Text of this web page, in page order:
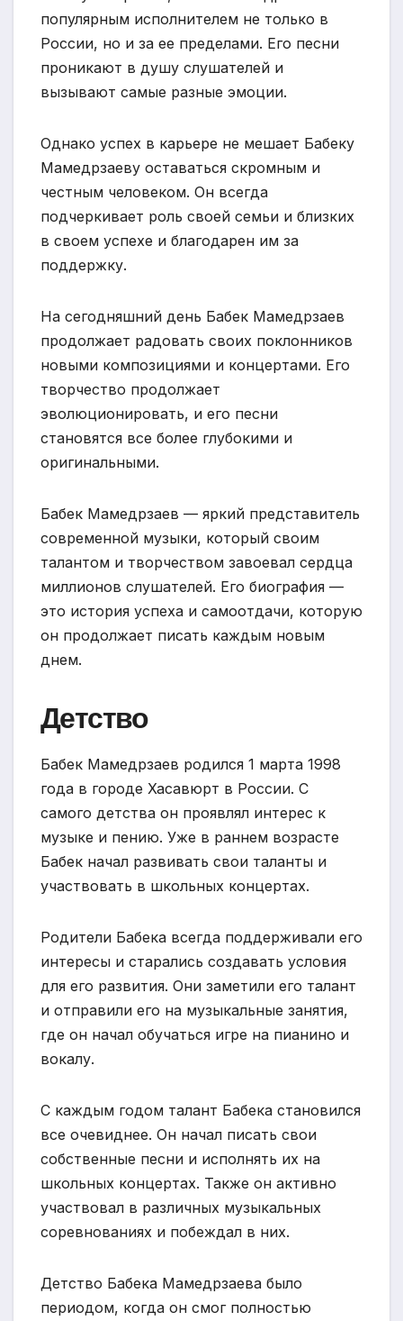
популярным исполнителем не только в
России, но и за ее пределами. Его песни
проникают в душу слушателей и
вызывают самые разные эмоции.
Однако успех в карьере не мешает Бабеку
Мамедрзаеву оставаться скромным и
честным человеком. Он всегда
подчеркивает роль своей семьи и близких
в своем успехе и благодарен им за
поддержку.
На сегодняшний день Бабек Мамедрзаев
продолжает радовать своих поклонников
новыми композициями и концертами. Его
творчество продолжает
эволюционировать, и его песни
становятся все более глубокими и
оригинальными.
Бабек Мамедрзаев — яркий представитель
современной музыки, который своим
талантом и творчеством завоевал сердца
миллионов слушателей. Его биография —
это история успеха и самоотдачи, которую
он продолжает писать каждым новым
днем.
Детство
Бабек Мамедрзаев родился 1 марта 1998
года в городе Хасавюрт в России. С
самого детства он проявлял интерес к
музыке и пению. Уже в раннем возрасте
Бабек начал развивать свои таланты и
участвовать в школьных концертах.
Родители Бабека всегда поддерживали его
интересы и старались создавать условия
для его развития. Они заметили его талант
и отправили его на музыкальные занятия,
где он начал обучаться игре на пианино и
вокалу.
С каждым годом талант Бабека становился
все очевиднее. Он начал писать свои
собственные песни и исполнять их на
школьных концертах. Также он активно
участвовал в различных музыкальных
соревнованиях и побеждал в них.
Детство Бабека Мамедрзаева было
периодом, когда он смог полностью